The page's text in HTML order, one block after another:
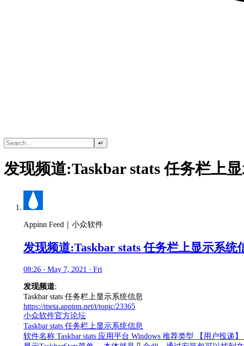
↵
发现频道:Taskbar stats 任务栏上
Appinn Feed｜小众软件
发现频道:Taskbar stats 任务栏上显示系统
08:26 · May 7, 2021 · Fri
发现频道:
Taskbar stats 任务栏上显示系统信息
https://meta.appinn.net/t/topic/23365
小众软件官方论坛
Taskbar stats 任务栏上显示系统信息
软件名称 Taskbar stats 应用平台 Windows 推荐类型 【用户投